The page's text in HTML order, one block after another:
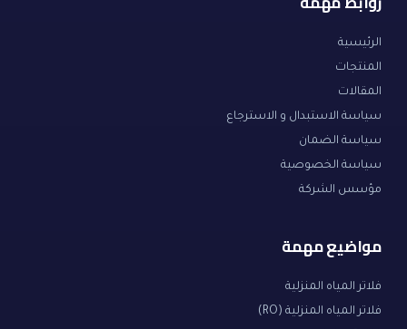
الرئيسية
المنتجات
المقالات
سياسة الاستبدال و الاسترجاع
سياسة الضمان
سياسة الخصوصية
مؤسس الشركة
مواضيع مهمة
فلاتر المياه المنزلية
فلاتر المياه المنزلية (RO)